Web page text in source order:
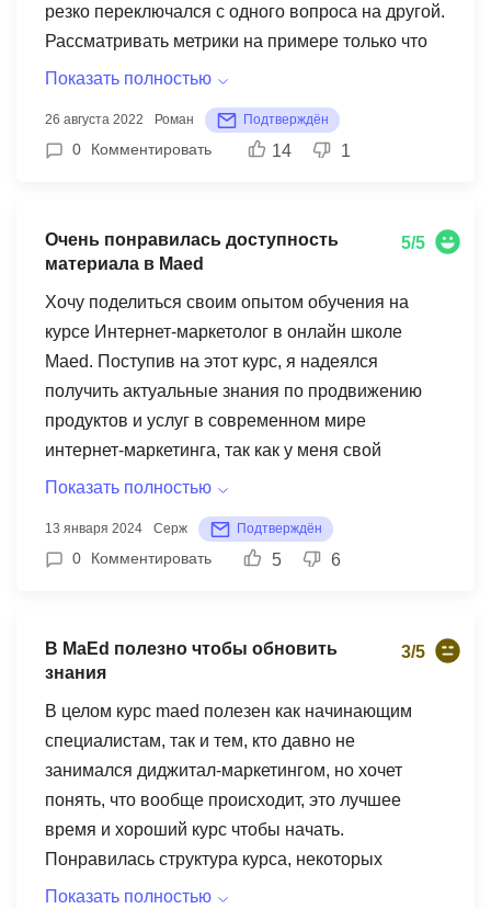
резко переключался с одного вопроса на другой.
Рассматривать метрики на примере только что
созданного сайта вообще бесполезно. Доступ к
не показывает реальной картины. Больше всего
понравился урок про Яндекс. Метрику, там
метрикам к реальным проектам Mail.ru,
разумеется, без возможности редактирования, и
показать реальную эффективность тех или иных
рекламных каналов, что и является одной из
основных целей метрик. Не совсем
качественные уроки отбивают желание учиться
дальше, в голове хаос, впечатление двоякое,
знаний минимум.
Показать полностью
26 августа 2022 Роман Подтверждён
0 Комментировать 14 1
Очень понравилась доступность
материала в Maed
5/5
Хочу поделиться своим опытом обучения на
курсе Интернет-маркетолог в онлайн школе
Maed. Поступив на этот курс, я надеялся
получить актуальные знания по продвижению
продуктов и услуг в современном мире
интернет-маркетинга, так как у меня свой
магазин инструментов. Могу с уверенностью
оправданы, хотя с начала не ожидал. Очень
понравилась доступность материала. Все
раньше учился у других школах - вода водой.
стратегий на соцсетях и блоках статей. Часто
преподаватели используют реальные примеры
и кейсы, что делает учебу более интересной и
практически ориентированной (причем на
практических занятиях разбирали даже на
примере моего бизнеса). Особенно порадовала
помощь преподавателей. На любой вопрос
Показать полностью
13 января 2024 Серж Подтверждён
0 Комментировать 5 6
В MaEd полезно чтобы обновить
знания
3/5
В целом курс maed полезен как начинающим
специалистам, так и тем, кто давно не
занимался диджитал-маркетингом, но хочет
понять, что вообще происходит, это лучшее
время и хороший курс чтобы начать.
Понравилась структура курса, некоторых
преподавателей было слушать очень интересно
Показать полностью